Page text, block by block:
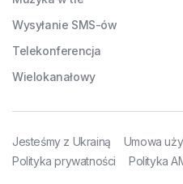
Wysyłanie SMS-ów
Telekonferencja
Wielokanałowy
Jesteśmy z Ukrainą
Umowa
Polityka prywatności
Polityka